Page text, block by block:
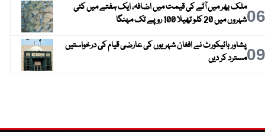
06ملک بھر میں آٹے کی قیمت میں اضافہ، ایک ہفتے میں کئی
شہروں میں 20 کلو تھیلا 100 روپے تک مہنگا
09پشاور ہائیکورٹ نے افغان شہریوں کی عارضی قیام کی درخواستیں
مسترد کر دیں